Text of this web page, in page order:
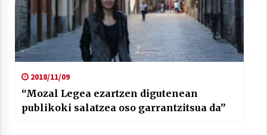
2018/11/09
“Mozal Legea ezartzen digutenean
publikoki salatzea oso garrantzitsua da”